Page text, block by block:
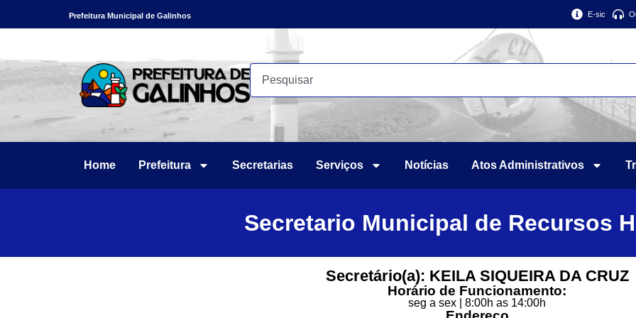
Prefeitura Municipal de Galinhos E-sic
Home Prefeitura Secretarias Serviços Notícias Atos Administrativos
Secretario Municipal de Recursos
Secretário(a): KEILA SIQUEIRA DA CRUZ
Horário de Funcionamento:
seg a sex | 8:00h as 14:00h